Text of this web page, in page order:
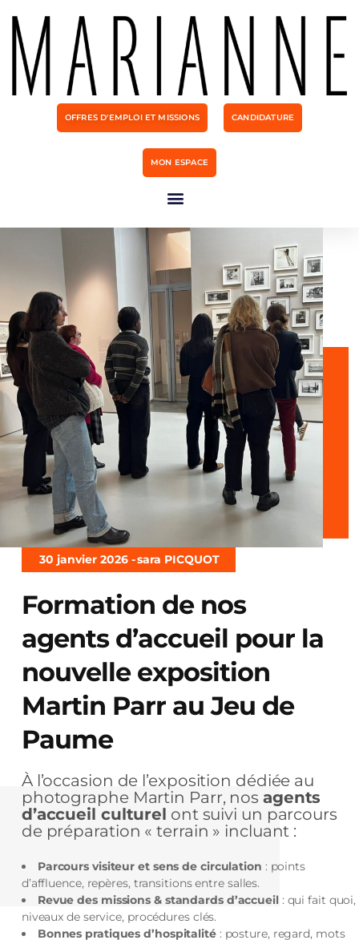
OFFRES D'EMPLOI ET MISSIONS CANDIDATURE
MON ESPACE
30 janvier 2026 -sara PICQUOT
Formation de nos
agents d’accueil pour la
nouvelle exposition
Martin Parr au Jeu de
Paume
À l’occasion de l’exposition dédiée au
photographe Martin Parr, nos agents
d’accueil culturel ont suivi un parcours
de préparation « terrain » incluant :
Parcours visiteur et sens de circulation : points
d’affluence, repères, transitions entre salles.
Revue des missions & standards d’accueil: qui fait quoi,
niveaux de service, procédures clés.
Bonnes pratiques d’hospitalité: posture, regard, mots